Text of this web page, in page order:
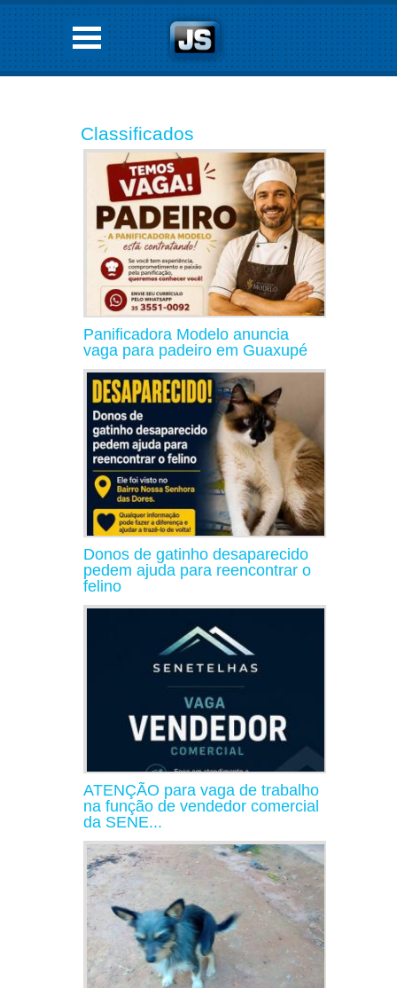
Classificados
Panificadora Modelo anuncia
vaga para padeiro em Guaxupé
Donos de gatinho desaparecido
pedem ajuda para reencontrar o
felino
ATENÇÃO para vaga de trabalho
na função de vendedor comercial
da SENE...